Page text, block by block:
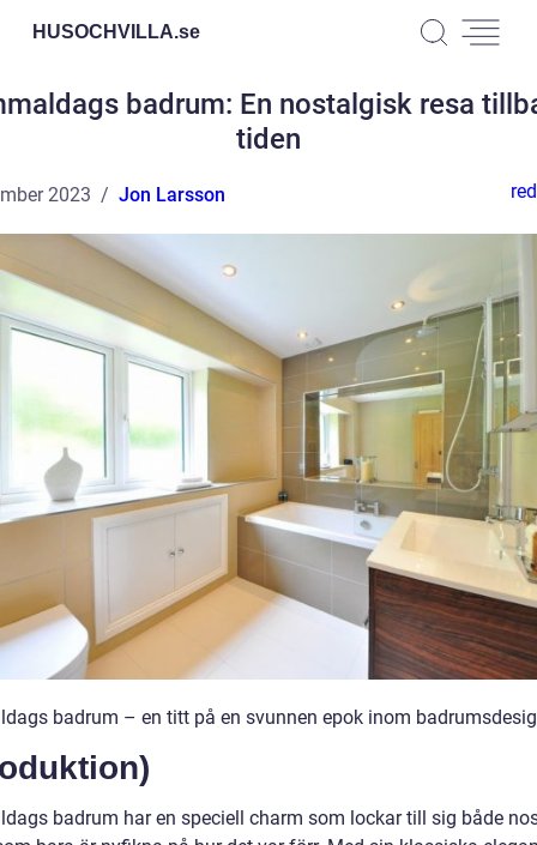
HUSOCHVILLA.se
badrum: En nostalgisk resa
tiden
2023 Jon Larsson
badrum – en titt på en svunnen epok inom
badrum har en speciell charm som lockar till sig både